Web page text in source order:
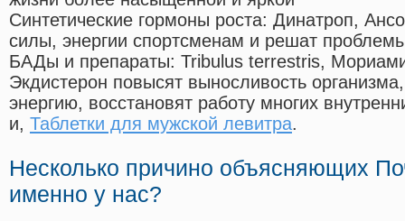
Синтетические гормоны роста: Динатроп,
силы, энергии спортсменам и решат
БАДы и препараты: Tribulus terrestris,
Экдистерон повысят выносливость
энергию, восстановят работу многих
и, Таблетки для мужской левитра.
Несколько причино объясняющих
именно у нас?